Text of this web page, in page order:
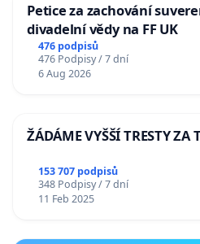
Petice za zachování
divadelní vědy na FF UK
476 podpisů
476 Podpisy / 7 dní
6 Aug 2026
ŽÁDÁME VYŠŠÍ TRESTY ZA
153 707 podpisů
348 Podpisy / 7 dní
11 Feb 2025